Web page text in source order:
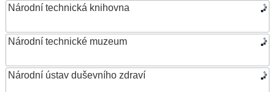
Národní technická knihovna
Národní technické muzeum
Národní ústav duševního zdraví